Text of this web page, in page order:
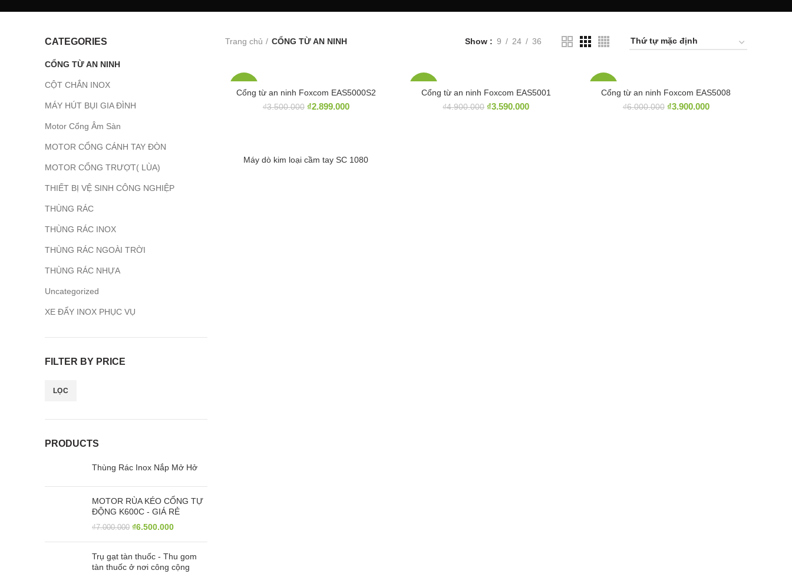
Trang chủ CỔNG TỪ AN NINH Show 9 24 36
-17%
Cổng từ an ninh Foxcom EAS5000S2
₫3.500.000 ₫2.899.000
-27%
Cổng từ an ninh Foxcom EAS5001
₫4.900.000 ₫3.590.000
-35%
Cổng từ an ninh Foxcom EAS5008
₫6.000.000 ₫3.900.000
Máy dò kim loại cầm tay SC 1080
CATEGORIES
CỔNG TỪ AN NINH
CỘT CHẮN INOX
MÁY HÚT BỤI GIA ĐÌNH
Motor Cổng Âm Sàn
MOTOR CỔNG CÁNH TAY ĐÒN
MOTOR CỔNG TRƯỢT( LÙA)
THIẾT BỊ VỆ SINH CÔNG NGHIỆP
THÙNG RÁC
THÙNG RÁC INOX
THÙNG RÁC NGOÀI TRỜI
THÙNG RÁC NHỰA
Uncategorized
XE ĐẨY INOX PHỤC VỤ
FILTER BY PRICE
LỌC
PRODUCTS
Thùng Rác Inox Nắp Mở Hở
MOTOR RÙA KÉO CỔNG TỰ
ĐỘNG K600C - GIÁ RẺ
₫7.000.000 ₫6.500.000
Trụ gạt tàn thuốc - Thu gom
tàn thuốc ở nơi công cộng